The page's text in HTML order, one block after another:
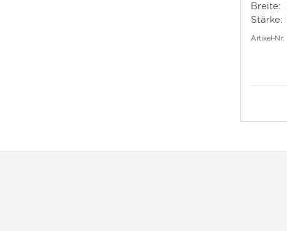
Breite:
Stärke:
Artikel-Nr: